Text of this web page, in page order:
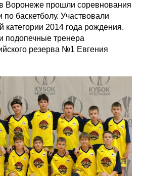
Воронеже прошли соревнования
баскетболу. Участвовали
категории 2014 года рождения.
подопечные тренера
резерва №1 Евгения